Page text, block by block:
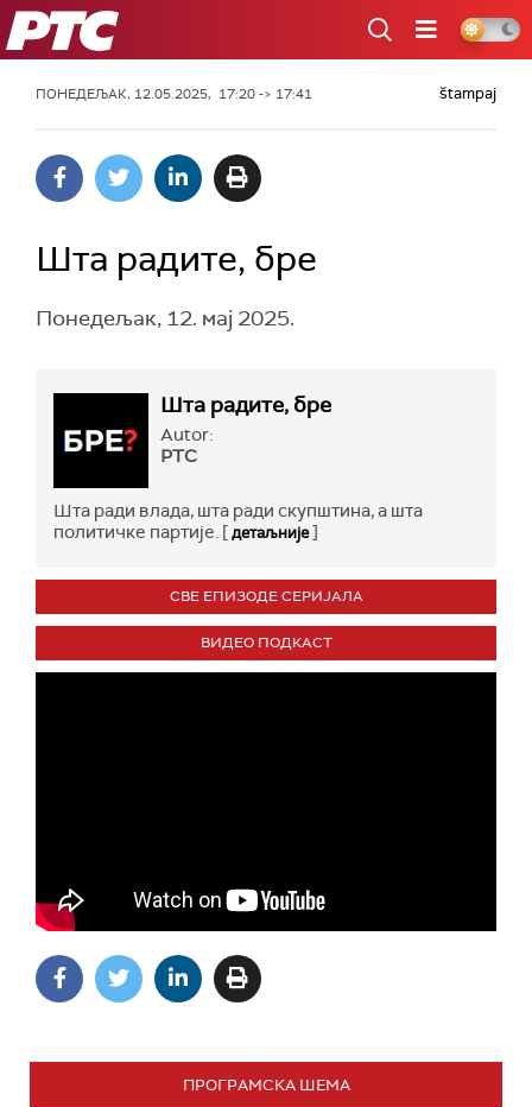
РТС
ПОНЕДЕЉАК, 12.05.2025, 17:20 -> 17:41 štampaj
Шта радите, бре
Понедељак, 12. мај 2025.
Шта радите, бре
Autor:
РТС
Шта ради влада, шта ради скупштина, а шта
политичке партије. [детаљније]
СВЕ ЕПИЗОДЕ СЕРИЈАЛА
ВИДЕО ПОДКАСТ
ПРОГРАМСКА ШЕМА